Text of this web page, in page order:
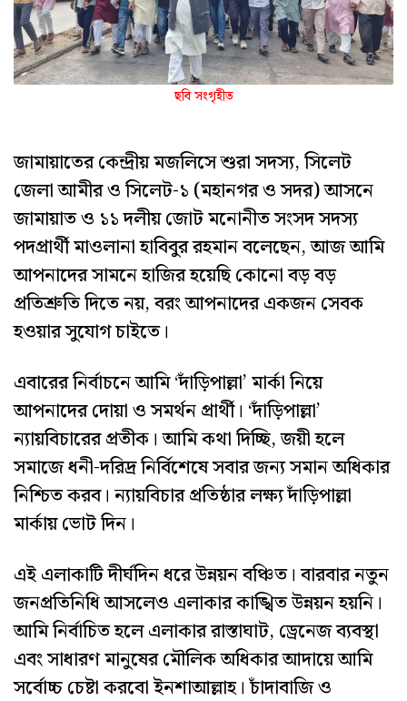
ছবি সংগৃহীত
জামায়াতের কেন্দ্রীয় মজলিসে শুরা সদস্য, সিলেট
জেলা আমীর ও সিলেট-১ (মহানগর ও সদর) আসনে
জামায়াত ও ১১ দলীয় জোট মনোনীত সংসদ সদস্য
পদপ্রার্থী মাওলানা হাবিবুর রহমান বলেছেন, আজ আমি
আপনাদের সামনে হাজির হয়েছি কোনো বড় বড়
প্রতিশ্রুতি দিতে নয়, বরং আপনাদের একজন সেবক
হওয়ার সুযোগ চাইতে।
এবারের নির্বাচনে আমি ‘দাঁড়িপাল্লা’ মার্কা নিয়ে
আপনাদের দোয়া ও সমর্থন প্রার্থী। ‘দাঁড়িপাল্লা’
ন্যায়বিচারের প্রতীক। আমি কথা দিচ্ছি, জয়ী হলে
সমাজে ধনী-দরিদ্র নির্বিশেষে সবার জন্য সমান অধিকার
নিশ্চিত করব। ন্যায়বিচার প্রতিষ্ঠার লক্ষ্য দাঁড়িপাল্লা
মার্কায় ভোট দিন।
এই এলাকাটি দীর্ঘদিন ধরে উন্নয়ন বঞ্চিত। বারবার নতুন
জনপ্রতিনিধি আসলেও এলাকার কাঙ্খিত উন্নয়ন হয়নি।
আমি নির্বাচিত হলে এলাকার রাস্তাঘাট, ড্রেনেজ ব্যবস্থা
এবং সাধারণ মানুষের মৌলিক অধিকার আদায়ে আমি
সর্বোচ্চ চেষ্টা করবো ইনশাআল্লাহ। চাঁদাবাজি ও